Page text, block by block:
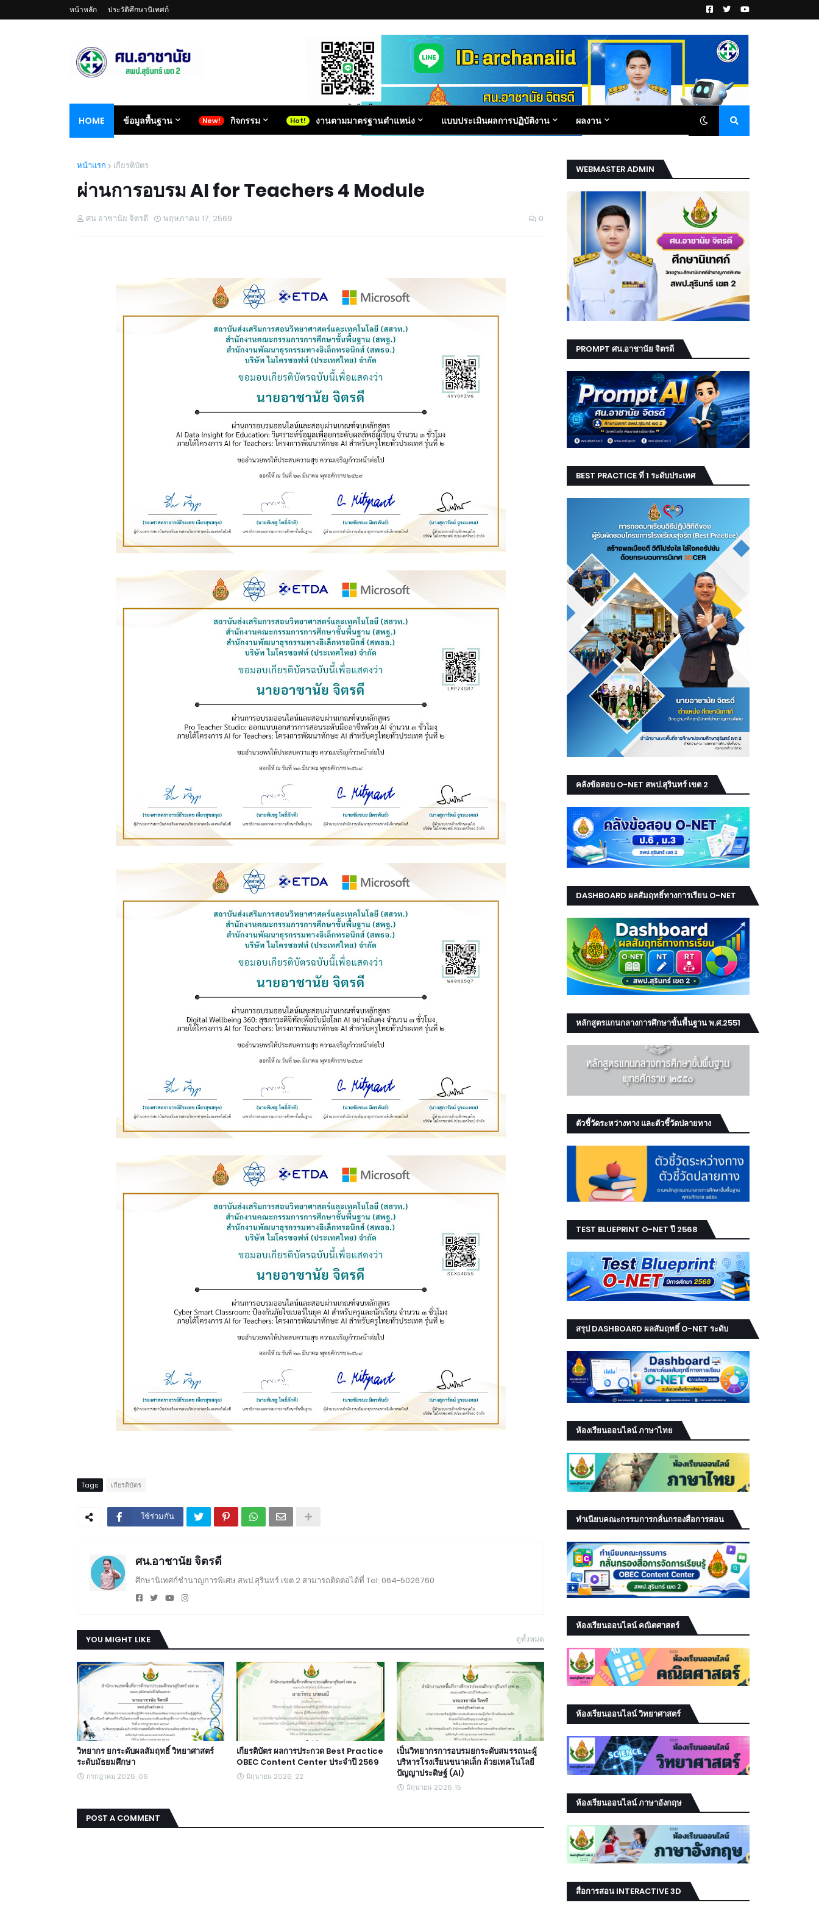
หน้าหลัก ประวัติศึกษานิเทศก์
HOME ข้อมูลพื้นฐาน กิจกรรม งานตามมาตรฐานตำแหน่ง แบบประเมินผลการปฏิบัติงาน ผลงาน
หน้าแรก เกียรติบัตร
ผ่านการอบรม AI for Teachers 4 Module
ศน.อาชานัย จิตรดี พฤษภาคม 17, 2569 0
Tags เกียรติบัตร
ใช้ร่วมกัน
ศน.อาชานัย จิตรดี
ศึกษานิเทศก์ชำนาญการพิเศษ สพป.สุรินทร์ เขต 2 สามารถติดต่อได้ที่ Tel: 064-5026760
YOU MIGHT LIKE ดูทั้งหมด
วิทยากร ยกระดับผลสัมฤทธิ์ วิทยาศาสตร์
ระดับมัธยมศึกษา
กรกฎาคม 2026, 06
เกียรติบัตร ผลการประกวด Best Practice
OBEC Content Center ประจำปี 2569
มิถุนายน 2026, 22
เป็นวิทยากรการอบรมยกระดับสมรรถนะผู้
บริหารโรงเรียนขนาดเล็ก ด้วยเทคโนโลยี
ปัญญาประดิษฐ์ (AI)
มิถุนายน 2026, 15
POST A COMMENT
WEBMASTER ADMIN
PROMPT ศน.อาชานัย จิตรดี
BEST PRACTICE ที่ 1 ระดับประเทศ
คลังข้อสอบ O-NET สพป.สุรินทร์ เขต 2
DASHBOARD ผลสัมฤทธิ์ทางการเรียน O-NET
หลักสูตรแกนกลางการศึกษาขั้นพื้นฐาน พ.ศ.2551
ตัวชี้วัดระหว่างทาง และตัวชี้วัดปลายทาง
TEST BLUEPRINT O-NET ปี 2568
สรุป DASHBOARD ผลสัมฤทธิ์ O-NET ระดับ
เขต
ห้องเรียนออนไลน์ ภาษาไทย
ทำเนียบคณะกรรมการกลั่นกรองสื่อการสอน
ห้องเรียนออนไลน์ คณิตศาสตร์
ห้องเรียนออนไลน์ วิทยาศาสตร์
ห้องเรียนออนไลน์ ภาษาอังกฤษ
สื่อการสอน INTERACTIVE 3D